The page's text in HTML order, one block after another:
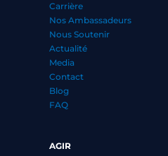
Carrière
Nos Ambassadeurs
Nous Soutenir
Actualité
Media
Contact
Blog
FAQ
AGIR